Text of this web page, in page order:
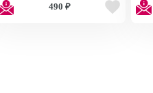
490 ₽